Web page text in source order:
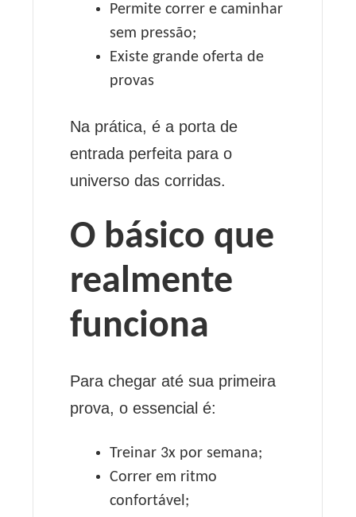
Permite correr e caminhar
sem pressão;
Existe grande oferta de
provas
Na prática, é a porta de
entrada perfeita para o
universo das corridas.
O básico que
realmente
funciona
Para chegar até sua primeira
prova, o essencial é:
Treinar 3x por semana;
Correr em ritmo
confortável;